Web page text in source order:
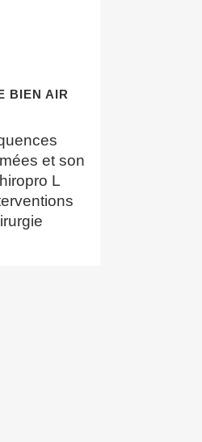
BIEN AIR
et son
L